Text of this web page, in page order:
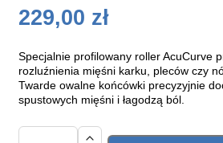
229,00 zł
Specjalnie profilowany roller AcuCurve
rozluźnienia mięśni karku, pleców czy
Twarde owalne końcówki precyzyjnie
spustowych mięśni i łagodzą ból.
ilość